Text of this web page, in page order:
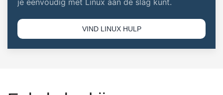
je eenvoudig met Linux aan de slag kunt.
VIND LINUX HULP